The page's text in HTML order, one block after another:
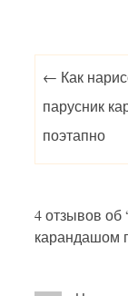
Post
← Как
парусник
поэтапно
4 отзывов об
карандашом